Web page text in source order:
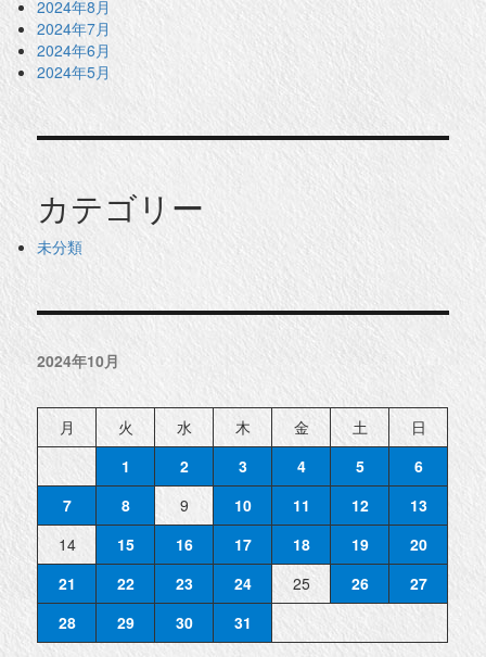
2024年8月
2024年7月
2024年6月
2024年5月
カテゴリー
未分類
2024年10月
月 火 水 木 金 土
日
1
2 3 4 5
6
7
8 9 10 11 12
13
14
15 16 17 18 19
20
21
22 23 24 25 26
27
28
29 30 31